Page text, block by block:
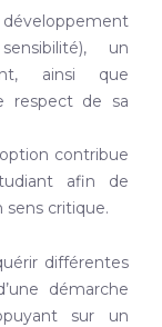
un
ainsi que
respect de sa
contribue
afin de
critique.
différentes
démarche
sur un